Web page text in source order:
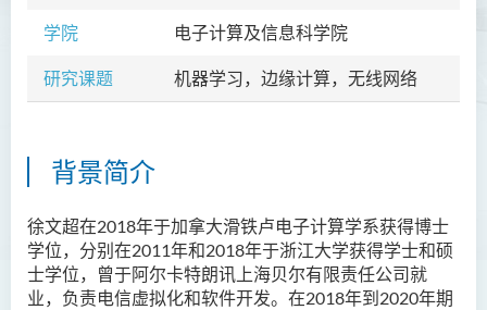
学院 电子计算及信息科学院
研究课题 机器学习，边缘计算，无线网络
背景简介
徐文超在2018年于加拿大滑铁卢电子计算学系获得博士
学位，分别在2011年和2018年于浙江大学获得学士和硕
士学位，曾于阿尔卡特朗讯上海贝尔有限责任公司就
业，负责电信虚拟化和软件开发。在2018年到2020年期